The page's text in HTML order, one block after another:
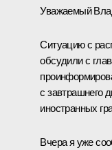
Уважаемый
Ситуацию с
обсудили с
с завтрашнего
иностранных
Вчера я уже